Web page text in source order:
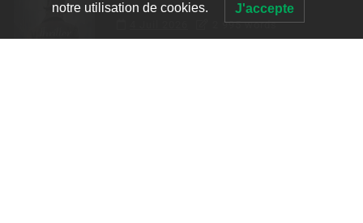
2 995 words
notre utilisation de cookies. J'accepte